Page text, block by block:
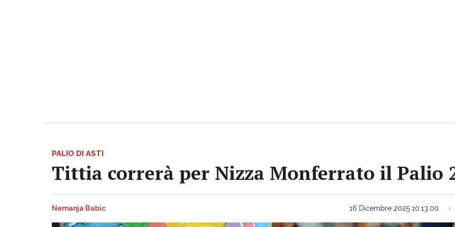
PALIO DI ASTI
Tittia correrà per Nizza Monferrato il Palio
Nemanja Babic 16 Dicembre 2025 10:13:00